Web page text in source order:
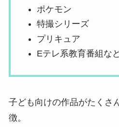
ポケモン
特撮シリーズ
プリキュア
Eテレ系教育番組な
子ども向けの作品がたくさ
徴。